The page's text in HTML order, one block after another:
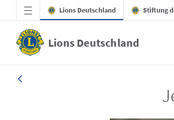
Zum Hauptinhalt springen
Lions Deutschland Stiftung
Lions Deutschland